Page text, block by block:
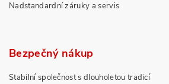
Nadstandardní záruky a servis
Bezpečný nákup
Stabilní společnost s dlouholetou tradicí